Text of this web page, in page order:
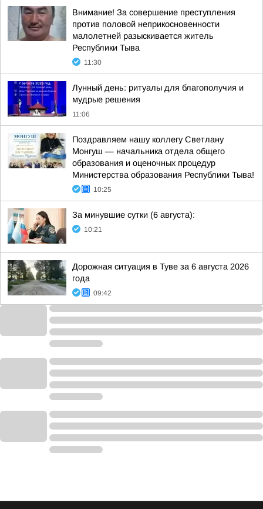
Внимание! За совершение преступления
против половой неприкосновенности
малолетней разыскивается житель
Республики Тыва
11:30
Лунный день: ритуалы для благополучия и
мудрые решения
11:06
Поздравляем нашу коллегу Светлану
Монгуш — начальника отдела общего
образования и оценочных процедур
Министерства образования Республики Тыва!
10:25
За минувшие сутки (6 августа):
10:21
Дорожная ситуация в Туве за 6 августа 2026
года
09:42